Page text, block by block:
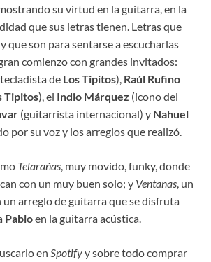
su virtud en la guitarra, en la
que sus letras tienen. Letras que
que son para sentarse a escucharlas
comienzo con grandes invitados:
de Los Tipitos), Raúl Rufino
Tipitos), el Indio Márquez (icono del
(guitarrista internacional) y Nahuel
por su voz y los arreglos que realizó.
Telarañas , muy movido, funky, donde
con un muy buen solo; y Ventanas , un
un arreglo de guitarra que se disfruta
Pabloen la guitarra acústica.
en Spotifyy sobre todo comprar